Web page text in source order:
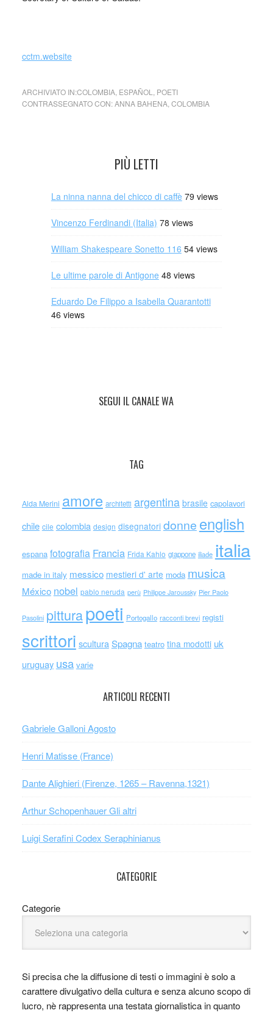
cctm.website
ARCHIVIATO IN:COLOMBIA, ESPAÑOL
POETI
CONTRASSEGNATO CON:ANNA BAHENA, COLOMBIA
PIÙ LETTI
La ninna nanna del chicco di caffè 79 views
Vincenzo Ferdinandi (Italia) 78 views
William Shakespeare Sonetto 116 54 views
Le ultime parole di Antigone 48 views
Eduardo De Filippo a Isabella Quarantotti
46 views
SEGUI IL CANALE WA
TAG
Alda Merini amore architetti argentina brasile capolavori
chile cile colombia design disegnatori donne english
espana fotografia Francia Frida Kahlo giappone iliade italia
made in italy messico mestieri d' arte moda musica
México nobel pablo neruda perù Philippe Jaroussky Pier Paolo
Pasolini pitturapoeti Portogallo racconti brevi registi
scrittori scultura Spagna teatro tina modotti uk
uruguay usa varie
ARTICOLI RECENTI
Gabriele Galloni Agosto
Henri Matisse (France)
Dante Alighieri (Firenze, 1265 – Ravenna,1321)
Arthur Schopenhauer Gli altri
Luigi Serafini Codex Seraphinianus
CATEGORIE
Categorie
Si precisa che la diffusione di testi o immagini è solo a
carattere divulgativo della cultura e senza alcuno scopo di
lucro, nè rappresenta una testata giornalistica in quanto